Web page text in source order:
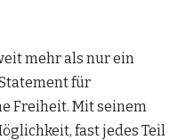
mehr als nur ein
für
Freiheit. Mit seinem
fast jedes Teil